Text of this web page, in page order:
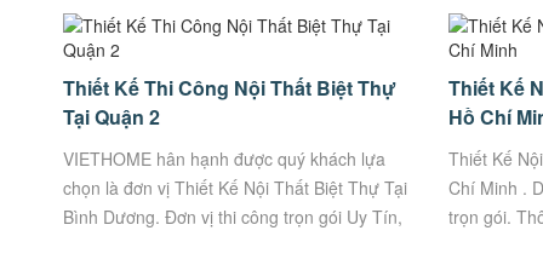
Thiết Kế Thi Công Nội Thất Biệt Thự
Tại Quận 2
VIETHOME hân hạnh được quý khách lựa
chọn là đơn vị Thiết Kế Nội Thất Biệt Thự Tại
Bình Dương. Đơn vị thi công trọn gói Uy Tín,
Thiết Kế
Hồ Chí
Thiết Kế
Chí Minh .
trọn gói.